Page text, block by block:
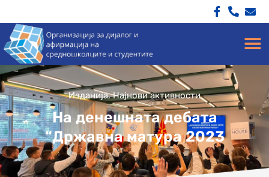
Изданија,Најнови активности
На денешната дебата
“Државна матура 2023